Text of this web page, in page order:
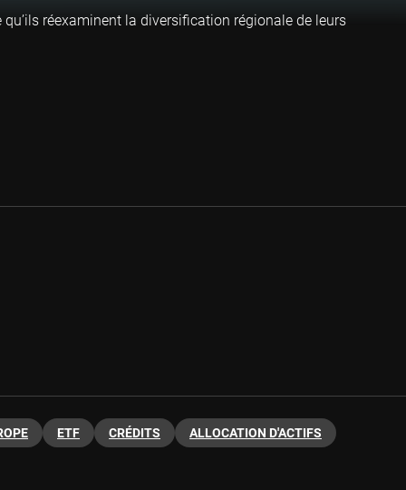
réexaminent la diversification régionale de leurs
ETF CRÉDITS ALLOCATION D'ACTIFS